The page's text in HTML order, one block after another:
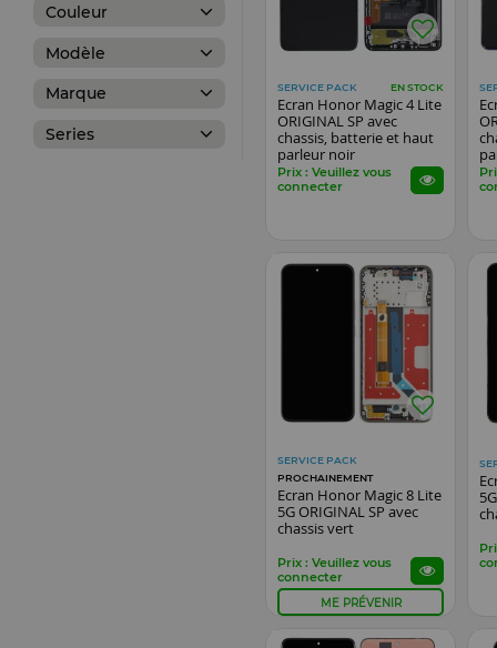
Couleur
Modèle
Marque
Series
SERVICE PACK EN STOCK
Ecran Honor Magic 4 Lite
ORIGINAL SP avec
chassis, batterie et haut
parleur noir
Prix : Veuillez vous
connecter
SERVICE PACK
PROCHAINEMENT
Ecran Honor Magic 8 Lite
5G ORIGINAL SP avec
chassis vert
Prix : Veuillez vous
connecter
ME PRÉVENIR